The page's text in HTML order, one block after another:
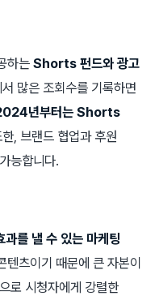
하는 Shorts 펀드와 광고
많은 조회수를 기록하면
년부터는 Shorts
, 브랜드 협업과 후원
능합니다.
과를 낼 수 있는 마케팅
츠이기 때문에 큰 자본이
로 시청자에게 강렬한